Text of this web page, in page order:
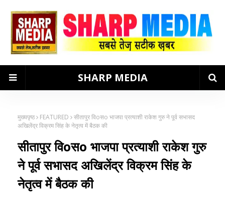
SHARP MEDIA
मुख्यपृष्ठ FEATURED
सीतापुर विoसo भाजपा प्रत्याशी राकेश गुरु ने पूर्व सभासद
अखिलेंद्र विक्रम सिंह के नेतृत्व में बैठक की
सीतापुर विoसo भाजपा प्रत्याशी राकेश गुरु
ने पूर्व सभासद अखिलेंद्र विक्रम सिंह के
नेतृत्व में बैठक की